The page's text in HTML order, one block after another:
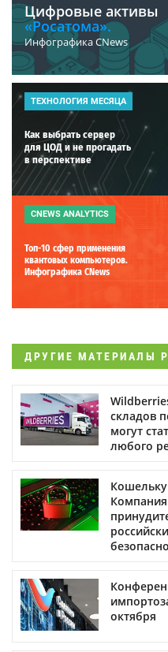
Цифровые активы
«Росатома».
Инфографика CNews
ТЕХНОЛОГИЯ МЕСЯЦА
Как выбрать сервер
для ЦОД и не прогадать
в перспективе
CNEWS ANALYTICS
Топ-10 сфер применения
квантовых компьютеров.
Инфографика CNews
ДРУГИЕ МАТЕРИАЛЫ
складов
могут
любого
октября